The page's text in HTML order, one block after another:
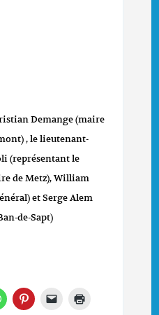
Demange (maire
, le lieutenant-
(représentant le
de Metz), William
et Serge Alem
de-Sapt)